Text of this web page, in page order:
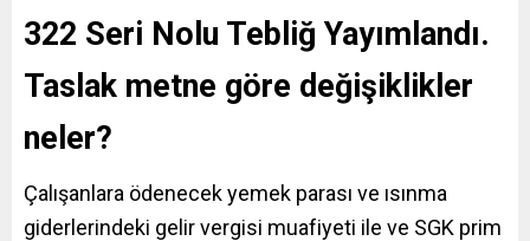
322 Seri Nolu Tebliğ Yayımlandı.
Taslak metne göre değişiklikler
neler?
Çalışanlara ödenecek yemek parası ve ısınma
giderlerindeki gelir vergisi muafiyeti ile ve SGK prim